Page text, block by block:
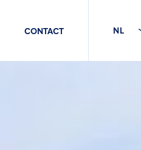
CONTACT NL